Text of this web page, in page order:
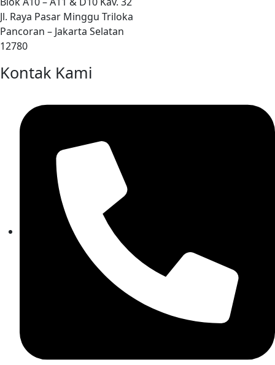
Jl. Raya Pasar Minggu Triloka
Pancoran – Jakarta Selatan
12780
Kontak Kami